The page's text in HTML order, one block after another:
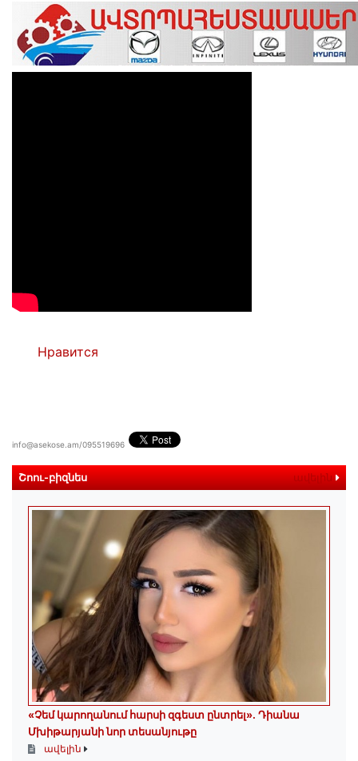
Нравится
info@asekose.am/095519696
Շոու-բիզնես ավելին
«Չեմ կարողանում հարսի զգեստ ընտրել». Դիանա
Մխիթարյանի նոր տեսանյութը
ավելին